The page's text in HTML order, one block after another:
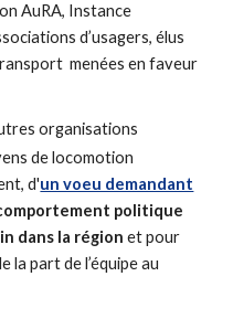
AuRA, Instance
d’usagers, élus
menées en faveur
organisations
de locomotion
d'un voeu demandant
politique
dans la région et pour
la part de l’équipe au